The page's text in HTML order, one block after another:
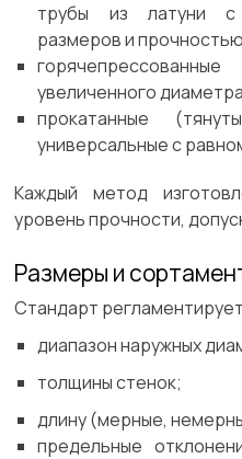
трубы из латуни с
размеров и
увеличенного
прокатанные
универсальные с
Каждый метод
уровень прочности,
Размеры и
Стандарт
диапазон наружных
толщины стенок;
длину (мерные,
предельные